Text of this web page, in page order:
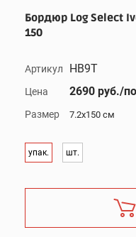
Бордюр Log Select
150
Артикул HB9T
Цена 2690 руб./
Размер 7.2x150 см
упак. шт.